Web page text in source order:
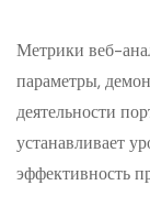
Метрики веб-
параметры,
деятельности
устанавливает
эффективность